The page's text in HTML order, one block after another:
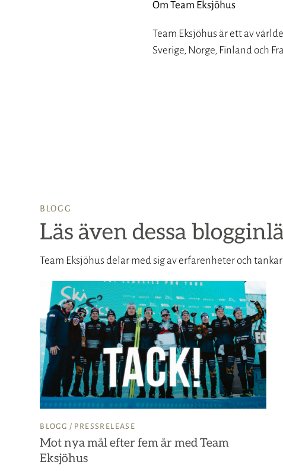
Om Team Eksjöhus
Team Eksjöhus är ett av
Sverige, Norge, Finland och
BLOGG
Läs även dessa
Team Eksjöhus delar med sig av erfarenheter och
BLOGG / PRESSRELEASE
Mot nya mål efter fem år med Team
Eksjöhus